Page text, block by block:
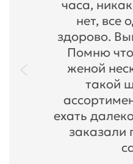
часа,
нет, все
здорово.
Помню
женой
такой
ехать
заказали